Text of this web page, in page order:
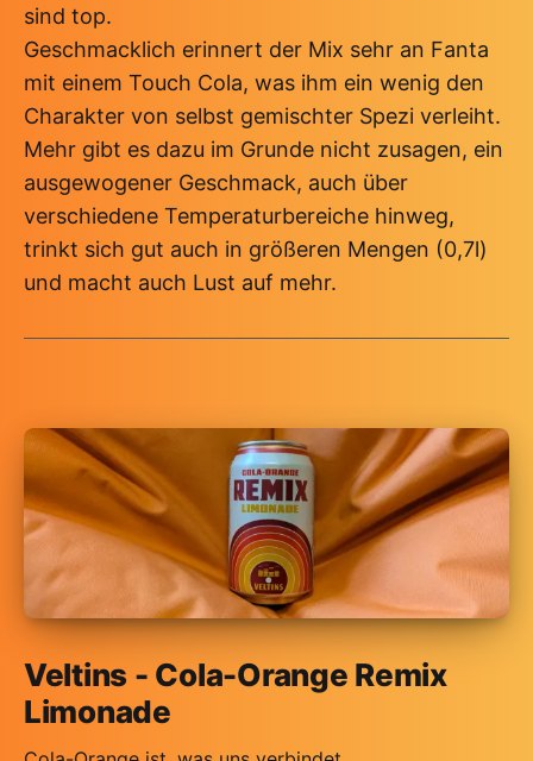
sind top.
Geschmacklich erinnert der Mix sehr an Fanta
mit einem Touch Cola, was ihm ein wenig den
Charakter von selbst gemischter Spezi verleiht.
Mehr gibt es dazu im Grunde nicht zusagen, ein
ausgewogener Geschmack, auch über
verschiedene Temperaturbereiche hinweg,
trinkt sich gut auch in größeren Mengen (0,7l)
und macht auch Lust auf mehr.
Veltins - Cola-Orange Remix
Limonade